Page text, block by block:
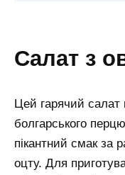
салат з
Цей гарячий
болгарського
пікантний смак за
оцту. Для